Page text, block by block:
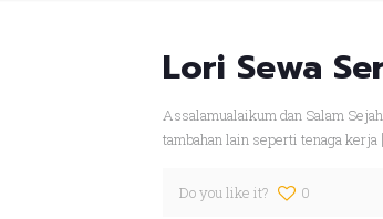
Lori Sewa
Assalamualaikum dan Salam
tambahan lain seperti tenaga kerja
Do you like it? 0